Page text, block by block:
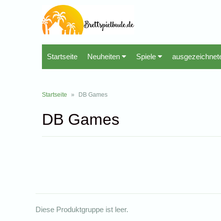
Startseite Neuheiten Spiele
Startseite » DB Games
DB Games
Diese Produktgruppe ist leer.